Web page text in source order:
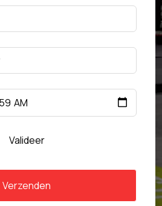
Valideer
Verzenden